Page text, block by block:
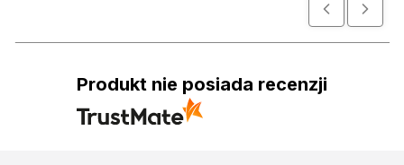
Produkt nie posiada recenzji